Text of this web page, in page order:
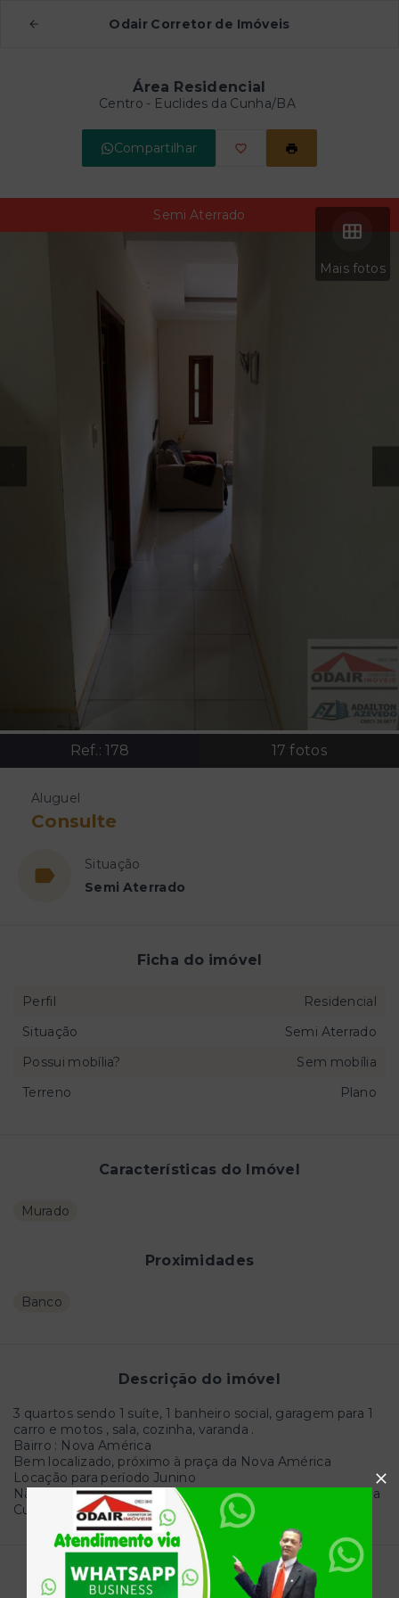
Odair Corretor de Imóveis
Área Residencial
Centro - Euclides da Cunha/BA
Compartilhar
Mais fotos
Ref.: 178 17 fotos
Semi Aterrado
Aluguel
Consulte
Situação
Semi Aterrado
Características do Imóvel
Murado
Proximidades
Banco
Descrição do imóvel
3 quartos sendo 1 suíte, 1 banheiro social, garagem para 1
carro e motos , sala, cozinha, varanda .
Bairro : Nova América
Bem localizado, próximo à praça da Nova América
Locação para período Junino
Não percam o maior São João da região é em Euclides da
Cunha-Ba
Localização
Ficha do imóvel
Perfil
Residencial
Situação
Semi Aterrado
Possui mobília?
Sem mobília
Terreno
Plano